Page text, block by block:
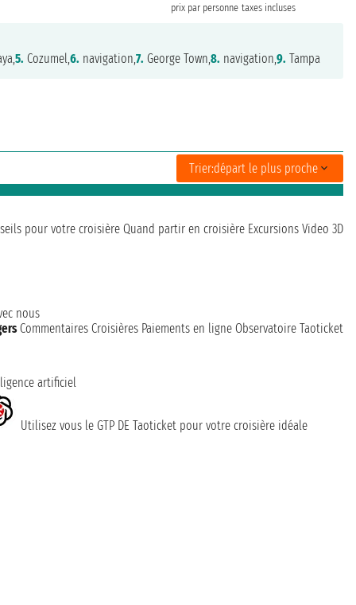
prix par personne taxes incluses
5. Cozumel,6. navigation,7. George Town,8. navigation,9. Tampa
Trier:départ le plus proche
pour votre croisière Quand partir en croisière Excursions Video 3D
nous
Commentaires Croisières Paiements en ligne Observatoire Taoticket
artificiel
Utilisez vous le GTP DE Taoticket pour votre croisière idéale